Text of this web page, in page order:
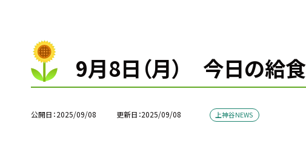
9月8日（月） 今日の給食
公開日 2025/09/08 更新日 2025/09/08 上神谷NEWS